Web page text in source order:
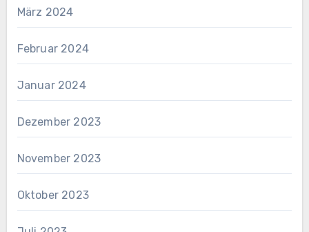
März 2024
Februar 2024
Januar 2024
Dezember 2023
November 2023
Oktober 2023